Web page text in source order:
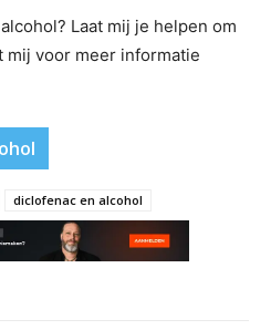
Laat mij je helpen om
mij voor meer informatie
diclofenac en alcohol